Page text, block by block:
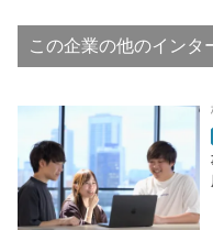
この企業の他のインタ